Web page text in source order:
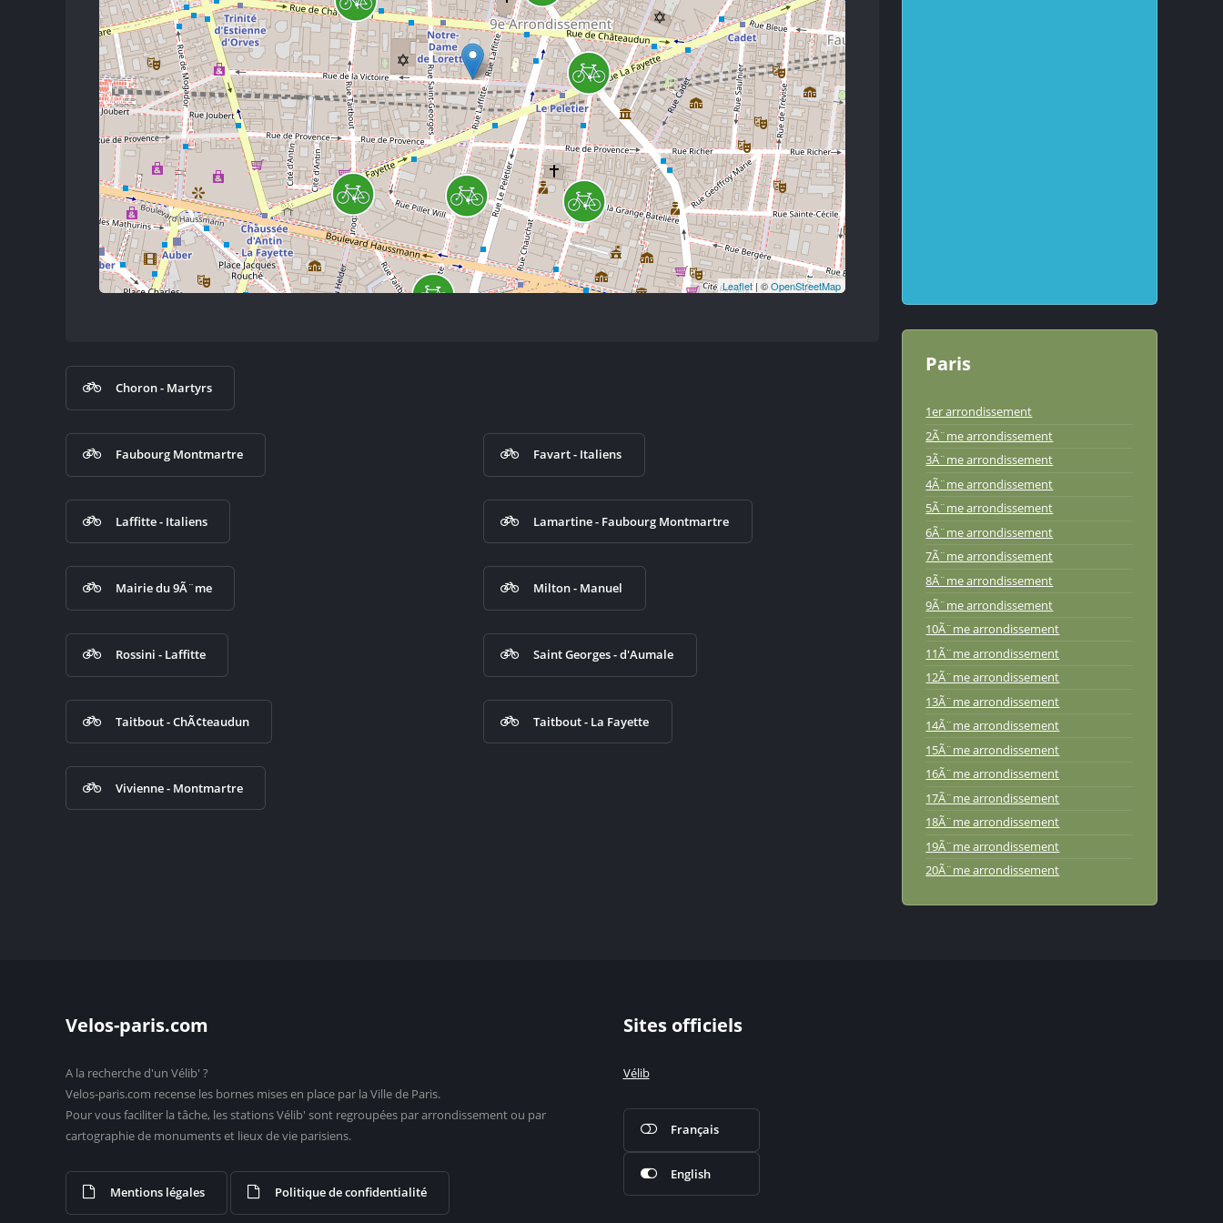
Leaflet | ©OpenStreetMap
Choron - Martyrs
Faubourg Montmartre Favart - Italiens
Laffitte - Italiens Lamartine - Faubourg Montmartre
Mairie du 9Ã¨me Milton - Manuel
Rossini - Laffitte Saint Georges - d'Aumale
Taitbout - ChÃ¢teaudun Taitbout - La Fayette
Vivienne - Montmartre
Paris
1er arrondissement
2Ã¨me arrondissement
3Ã¨me arrondissement
4Ã¨me arrondissement
5Ã¨me arrondissement
6Ã¨me arrondissement
7Ã¨me arrondissement
8Ã¨me arrondissement
9Ã¨me arrondissement
10Ã¨me arrondissement
11Ã¨me arrondissement
12Ã¨me arrondissement
13Ã¨me arrondissement
14Ã¨me arrondissement
15Ã¨me arrondissement
16Ã¨me arrondissement
17Ã¨me arrondissement
18Ã¨me arrondissement
19Ã¨me arrondissement
20Ã¨me arrondissement
Velos-paris.com
A la recherche d'un Vélib' ?
Velos-paris.com recense les bornes mises en place par la Ville de Paris.
Pour vous faciliter la tâche, les stations Vélib' sont regroupées par arrondissement ou par
cartographie de monuments et lieux de vie parisiens.
Mentions légales Politique de confidentialité
Sites officiels
Vélib
Français
English